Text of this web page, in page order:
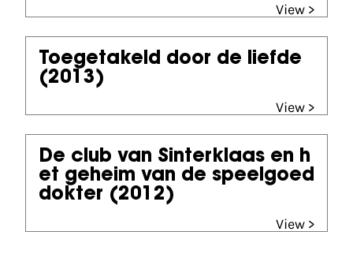
View >
Toegetakeld door de liefde
(2013)
View >
De club van Sinterklaas en h
et geheim van de speelgoed
dokter (2012)
View >